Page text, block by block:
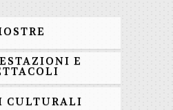
E
CULTURALI